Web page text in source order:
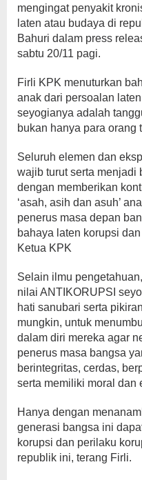
mengingat penyakit
laten atau budaya di
Bahuri dalam press
sabtu 20/11 pagi.
Firli KPK menuturkan
anak dari persoalan
seyogianya adalah
bukan hanya para orang
Seluruh elemen dan
wajib turut serta menjadi
dengan memberikan
‘asah, asih dan asuh’
penerus masa depan
bahaya laten korupsi
Ketua KPK
Selain ilmu
nilai ANTIKORUPSI
hati sanubari serta
mungkin, untuk
dalam diri mereka agar
penerus masa bangsa
berintegritas, cerdas,
serta memiliki moral dan
Hanya dengan
generasi bangsa ini
korupsi dan perilaku
republik ini, terang Firli.